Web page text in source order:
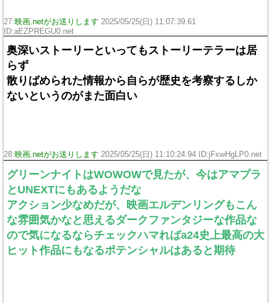
27:映画.netがお送りします 2025/05/25(日) 11:07:39.61
ID:aEZPREGU0.net
奥深いストーリーといってもストーリーテラーは居
らず
散りばめられた情報から自らが歴史を考察するしか
ないというのがまた面白い
28:映画.netがお送りします 2025/05/25(日) 11:10:24.94 ID:jFxwHgLP0.net
グリーンナイトはWOWOWで見たが、今はアマプラ
とUNEXTにもあるようだな
アクション少なめだが、映画エルデンリングもこん
な雰囲気かなと思えるダークファンタジーな作品な
ので気になるならチェックハマればa24史上最高の大
ヒット作品にもなるポテンシャルはあると期待